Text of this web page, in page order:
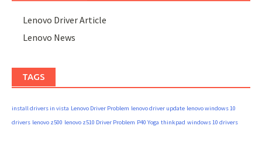
Lenovo Driver Article
Lenovo News
TAGS
install drivers in vista Lenovo Driver Problem lenovo driver update lenovo windows 10
drivers lenovo z500 lenovo z510 Driver Problem P40 Yoga thinkpad windows 10 drivers